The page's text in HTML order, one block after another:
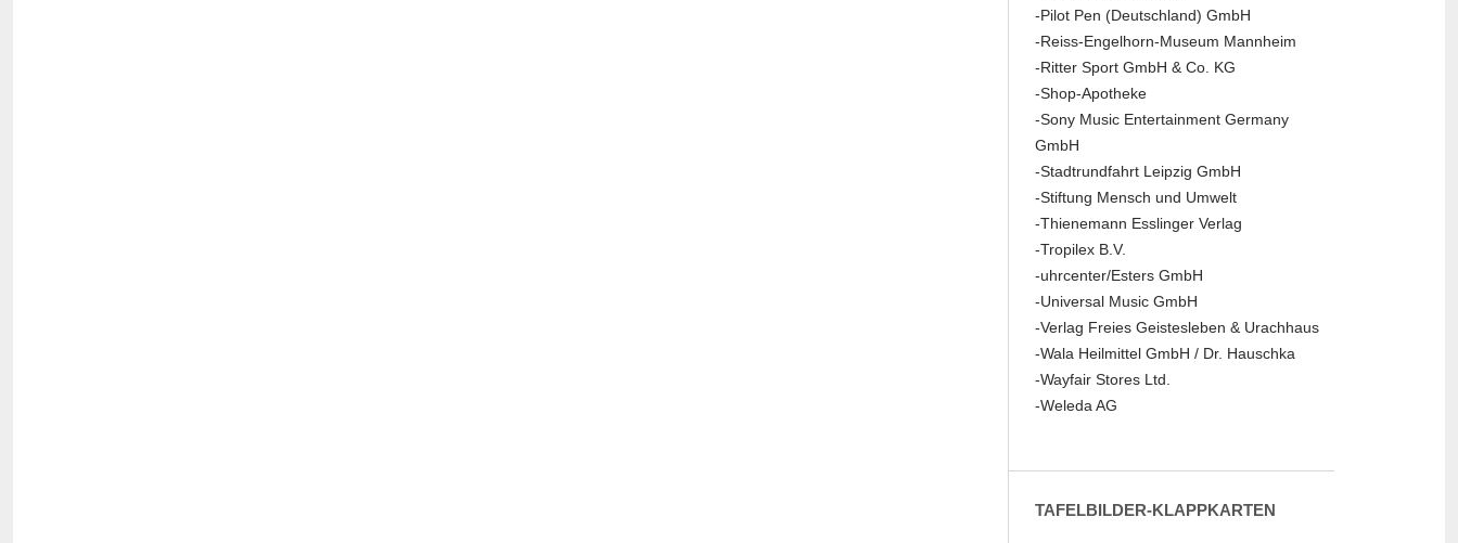
-Pilot Pen (Deutschland) GmbH
-Reiss-Engelhorn-Museum Mannheim
-Ritter Sport GmbH & Co. KG
-Shop-Apotheke
-Sony Music Entertainment Germany
GmbH
-Stadtrundfahrt Leipzig GmbH
-Stiftung Mensch und Umwelt
-Thienemann Esslinger Verlag
-Tropilex B.V.
-uhrcenter/Esters GmbH
-Universal Music GmbH
-Verlag Freies Geistesleben & Urachhaus
-Wala Heilmittel GmbH / Dr. Hauschka
-Wayfair Stores Ltd.
-Weleda AG
TAFELBILDER-KLAPPKARTEN